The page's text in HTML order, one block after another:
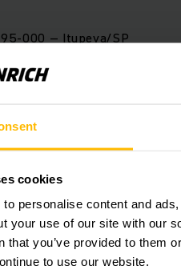
cookies
personalise content and
your use of our site with our
that you’ve provided to them
to use our website.
000 – Itupeva/SP
+55 11 4839 - 0803
pelo Conselho:
Lift Truck – Comercio